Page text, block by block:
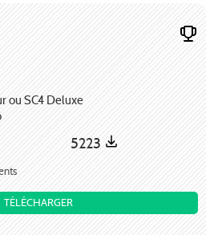
ou SC4 Deluxe
5223
TÉLÉCHARGER